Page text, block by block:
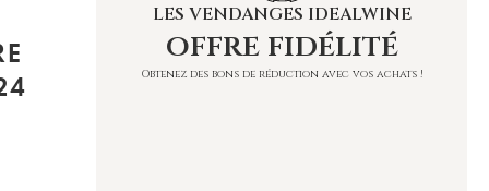
2024
LES VENDANGES IDEALWINE
offre fidélité
Obtenez des bons de réduction avec vos achats !